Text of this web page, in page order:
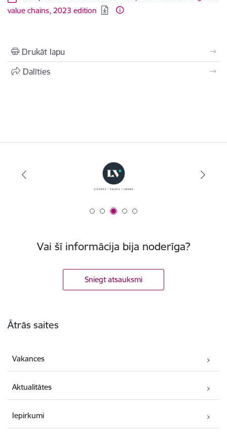
value chains, 2023 edition
Drukāt lapu
Dalīties
Vai šī informācija bija noderīga?
Sniegt atsauksmi
Ātrās saites
Vakances
Aktualitātes
Iepirkumi